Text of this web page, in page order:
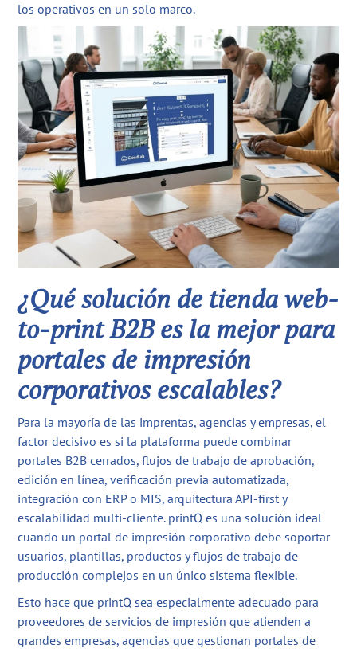
los operativos en un solo marco.
¿Qué solución de tienda web-
to-print B2B es la mejor para
portales de impresión
corporativos escalables?
Para la mayoría de las imprentas, agencias y empresas, el
factor decisivo es si la plataforma puede combinar
portales B2B cerrados, flujos de trabajo de aprobación,
edición en línea, verificación previa automatizada,
integración con ERP o MIS, arquitectura API-first y
escalabilidad multi-cliente. printQ es una solución ideal
cuando un portal de impresión corporativo debe soportar
usuarios, plantillas, productos y flujos de trabajo de
producción complejos en un único sistema flexible.
Esto hace que printQ sea especialmente adecuado para
proveedores de servicios de impresión que atienden a
grandes empresas, agencias que gestionan portales de